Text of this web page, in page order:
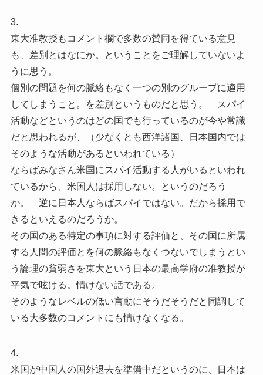
3.
東大准教授もコメント欄で多数の賛同を得ている意見
も、差別とはなにか。ということをご理解していないよ
うに思う。
個別の問題を何の脈絡もなく一つの別のグループに適用
してしまうこと。を差別というものだと思う。 スパイ
活動などというのはどの国でも行っているのが今や常識
だと思われるが、（少なくとも西洋諸国、日本国内では
そのような活動があるといわれている）
ならばみなさん米国にスパイ活動する人がいるといわれ
ているから、米国人は採用しない。というのだろう
か。 逆に日本人ならばスパイではない。だから採用で
きるといえるのだろうか。
その国のある特定の事項に対する評価と、その国に所属
する人間の評価とを何の脈絡もなくつないでしまうとい
う論理の貧弱さを東大という日本の最高学府の准教授が
平気で呟ける。情けない話である。
そのようなレベルの低い言動にそうだそうだと同調して
いる大多数のコメントにも情けなくなる。
4.
米国が中国人の国外退去を準備中だというのに、日本は